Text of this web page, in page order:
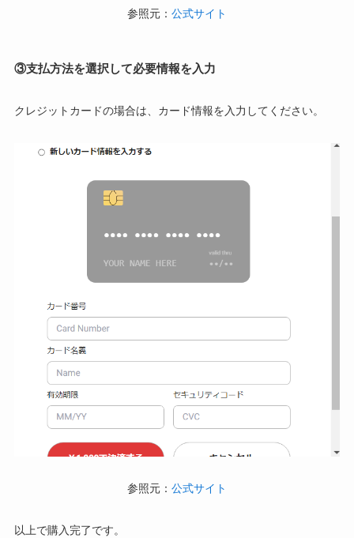
参照元： 公式サイト
③支払方法を選択して必要情報を入力
クレジットカードの場合は、カード情報を入力してください。
参照元： 公式サイト
以上で購入完了です。